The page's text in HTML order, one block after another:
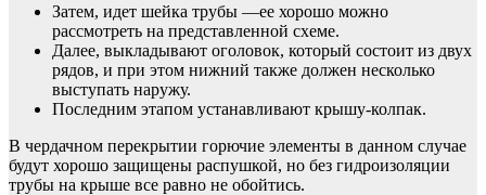
Затем, идет шейка трубы —ее хорошо можно
рассмотреть на представленной схеме.
Далее, выкладывают оголовок, который состоит из двух
рядов, и при этом нижний также должен несколько
выступать наружу.
Последним этапом устанавливают крышу-колпак.
В чердачном перекрытии горючие элементы в данном случае
будут хорошо защищены распушкой, но без гидроизоляции
трубы на крыше все равно не обойтись.